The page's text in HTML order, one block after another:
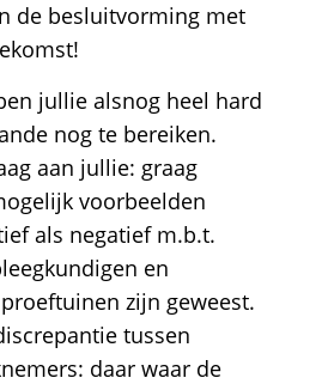
de besluitvorming met
jullie alsnog heel hard
nog te bereiken.
aan jullie: graag
voorbeelden
als negatief m.b.t.
en
zijn geweest.
tussen
daar waar de